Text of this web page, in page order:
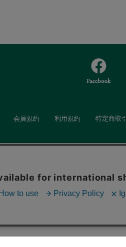
会員規約 利用規約 特定商取
用いたします。ボタンから同意の可否
たことになります。クッキーを通じて
詳細は